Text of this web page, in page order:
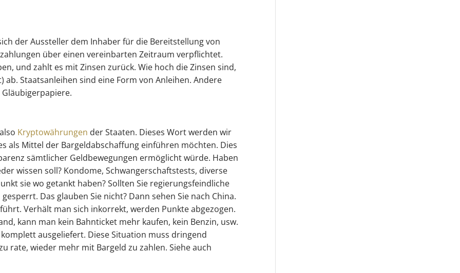
der Aussteller dem Inhaber für die Bereitstellung von
über einen vereinbarten Zeitraum verpflichtet.
und zahlt es mit Zinsen zurück. Wie hoch die Zinsen sind,
ab. Staatsanleihen sind eine Form von Anleihen. Andere
Kryptowährungen der Staaten. Dieses Wort werden wir
als Mittel der Bargeldabschaffung einführen möchten. Dies
sämtlicher Geldbewegungen ermöglicht würde. Haben
wissen soll? Kondome, Schwangerschaftstests, diverse
sie wo getankt haben? Sollten Sie regierungsfeindliche
Das glauben Sie nicht? Dann sehen Sie nach China.
Verhält man sich inkorrekt, werden Punkte abgezogen.
kann man kein Bahnticket mehr kaufen, kein Benzin, usw.
ausgeliefert. Diese Situation muss dringend
rate, wieder mehr mit Bargeld zu zahlen. Siehe auch